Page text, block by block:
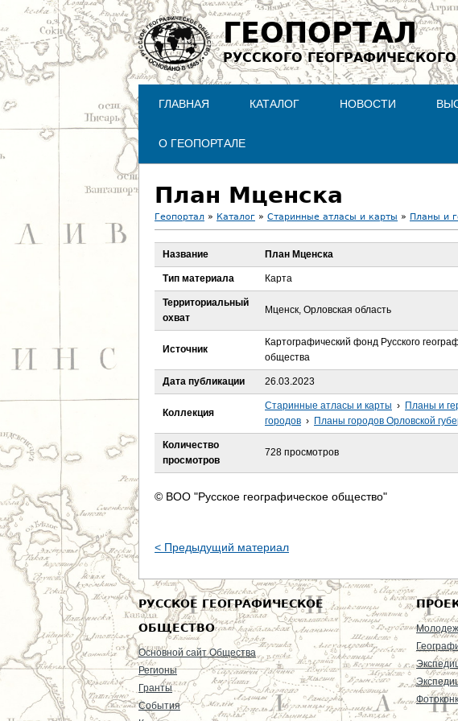
ГЕОПОРТАЛ
РУССКОГО
ГЛАВНАЯ КАТАЛОГ НОВОСТИ
О ГЕОПОРТАЛЕ
План Мценска
В
ы
е
с
ь
Геопортал » Каталог » Старинные атласы и карты » Планы и
Название План Мценска
Тип материала Карта
Территориальный
охват
Мценск, Орловская область
Источник
Картографический фонд Русского
общества
Дата публикации 26.03.2023
Коллекция
Старинные атласы и карты › Планы и
городов › Планы городов Орловской
Количество
просмотров
728 просмотров
© ВОО "Русское географическое общество"
< Предыдущий материал
РУССКОЕ ГЕОГРАФИЧЕСКОЕ
ОБЩЕСТВО
Основной сайт Общества
Регионы
Гранты
События